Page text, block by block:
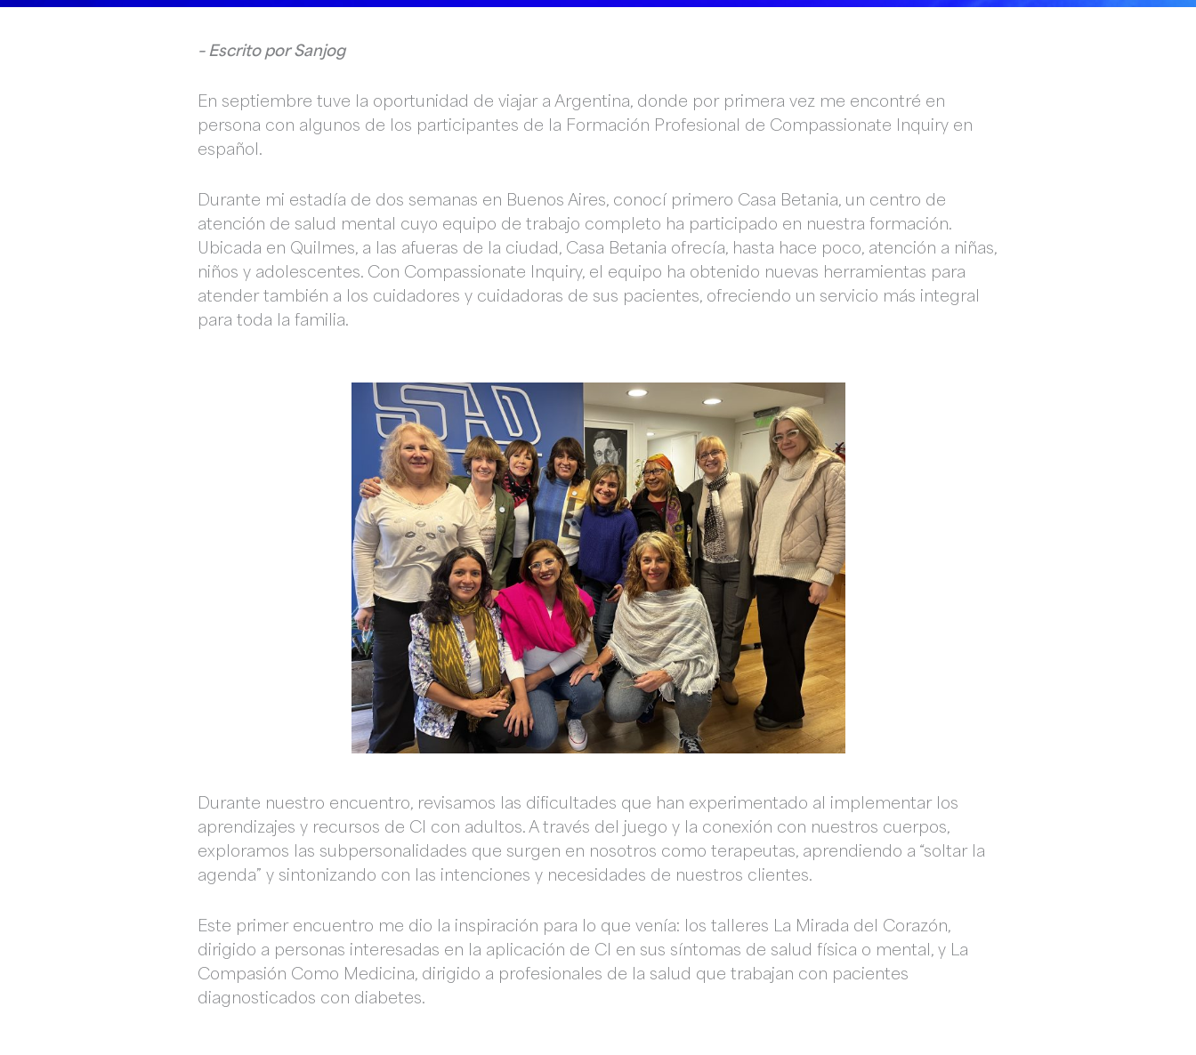
– Escrito por Sanjog
En septiembre tuve la oportunidad de viajar a Argentina, donde por primera vez me encontré en
persona con algunos de los participantes de la Formación Profesional de Compassionate Inquiry en
español.
Durante mi estadía de dos semanas en Buenos Aires, conocí primero Casa Betania, un centro de
atención de salud mental cuyo equipo de trabajo completo ha participado en nuestra formación.
Ubicada en Quilmes, a las afueras de la ciudad, Casa Betania ofrecía, hasta hace poco, atención a niñas,
niños y adolescentes. Con Compassionate Inquiry, el equipo ha obtenido nuevas herramientas para
atender también a los cuidadores y cuidadoras de sus pacientes, ofreciendo un servicio más integral
para toda la familia.
Durante nuestro encuentro, revisamos las dificultades que han experimentado al implementar los
aprendizajes y recursos de CI con adultos. A través del juego y la conexión con nuestros cuerpos,
exploramos las subpersonalidades que surgen en nosotros como terapeutas, aprendiendo a “soltar la
agenda” y sintonizando con las intenciones y necesidades de nuestros clientes.
Este primer encuentro me dio la inspiración para lo que venía: los talleres La Mirada del Corazón,
dirigido a personas interesadas en la aplicación de CI en sus síntomas de salud física o mental, y La
Compasión Como Medicina, dirigido a profesionales de la salud que trabajan con pacientes
diagnosticados con diabetes.